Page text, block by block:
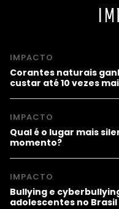
IMPACTO
Corantes naturais
custar até 10 vezes
IMPACTO
Qual é o lugar mais
momento?
IMPACTO
Bullying e
adolescentes no Brasil